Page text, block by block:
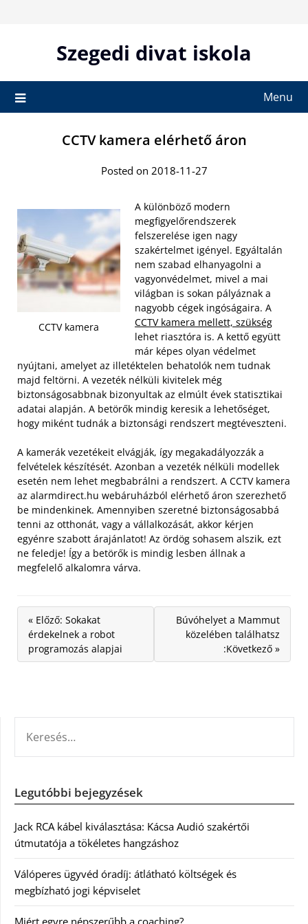
Szegedi divat iskola
Menu
CCTV kamera elérhető áron
Posted on 2018-11-27
CCTV kamera
A különböző modern
megfigyelőrendszerek
felszerelése igen nagy
szakértelmet igényel. Egyáltalán
nem szabad elhanyagolni a
vagyonvédelmet, mivel a mai
világban is sokan pályáznak a
nagyobb cégek ingóságaira. A
CCTV kamera mellett, szükség
lehet riasztóra is. A kettő együtt
már képes olyan védelmet
nyújtani, amelyet az illetéktelen behatolók nem tudnak
majd feltörni. A vezeték nélküli kivitelek még
biztonságosabbnak bizonyultak az elmúlt évek statisztikai
adatai alapján. A betörők mindig keresik a lehetőséget,
hogy miként tudnák a biztonsági rendszert megtéveszteni.
A kamerák vezetékeit elvágják, így megakadályozzák a
felvételek készítését. Azonban a vezeték nélküli modellek
esetén nem lehet megbabrálni a rendszert. A CCTV kamera
az alarmdirect.hu webáruházból elérhető áron szerezhető
be mindenkinek. Amennyiben szeretné biztonságosabbá
tenni az otthonát, vagy a vállalkozását, akkor kérjen
egyénre szabott árajánlatot! Az ördög sohasem alszik, ezt
ne feledje! Így a betörők is mindig lesben állnak a
megfelelő alkalomra várva.
« Előző: Sokakat
érdekelnek a robot
programozás alapjai
Búvóhelyet a Mammut
közelében találhatsz
:Következő »
Legutóbbi bejegyzések
Jack RCA kábel kiválasztása: Kácsa Audió szakértői
útmutatója a tökéletes hangzáshoz
Válóperes ügyvéd óradíj: átlátható költségek és
megbízható jogi képviselet
Miért egyre népszerűbb a coaching?